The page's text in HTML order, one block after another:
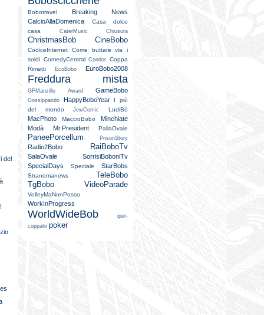
del
Bobotravel
Breaking News
CalcioAllaDomenica
Casa dolce
casa
CaterMusic Chiusura
ChristmasBob CineBobo
CodiceInternet
Come buttare via i
soldi ComedyCentral Condor
Coppa
Rimetti
EcoBobo EuroBobo2008
Freddura mista
GFManzillo Award GameBobo
Gossippando HappyBoboYear
I più
del mondo
JewComic LudiBò
MacPhoto MaccioBobo
Minchiate
Modà
Mr.President PallaOvale
PaneePorcellum PrisonStory
Radio2Bobo RaiBoboTv
SalaOvale
SorrisiBoboniTv
SpecialDays
Speciale StarBobs
Stranomanews
TeleBobo
TgBobo
VideoParade
VolleyMaNonPosso
WorkInProgress
WorldWideBob
iper-
coppate poker